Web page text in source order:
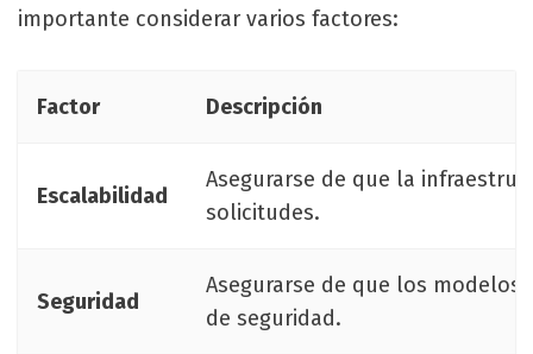
importante considerar varios factores:
Factor Descripción
Escalabilidad
Asegurarse de que la
solicitudes.
Seguridad
Asegurarse de que los modelos
de seguridad.